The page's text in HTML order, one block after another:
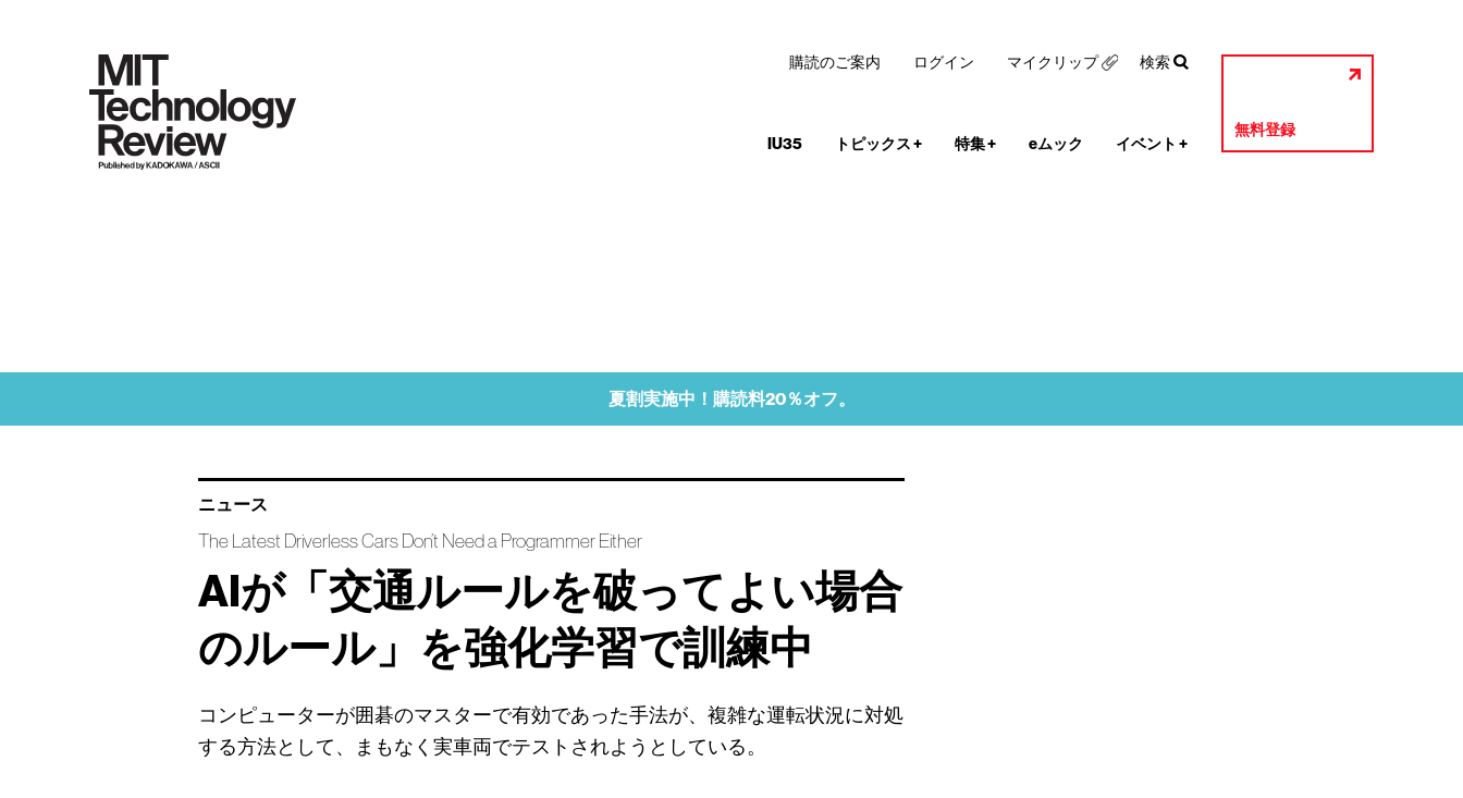
IU35 トピックス+ 特集+ eムック イベント +
無料登録
購読のご案内 ログイン マイクリップ 検索
夏割実施中！購読料20％オフ。
ニュース
The Latest Driverless Cars Don’t Need a Programmer Either
AIが「交通ルールを破ってよい場合
のルール」を強化学習で訓練中
コンピューターが囲碁のマスターで有効であった手法が、複雑な運転状況に対処
する方法として、まもなく実車両でテストされようとしている。